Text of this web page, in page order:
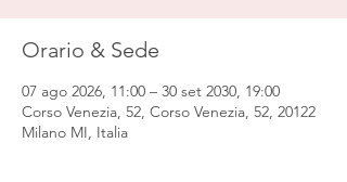
Orario & Sede
07 ago 2026, 11:00 – 30 set 2030, 19:00
Corso Venezia, 52, Corso Venezia, 52, 20122
Milano MI, Italia